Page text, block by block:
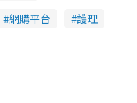
網購平台
護理